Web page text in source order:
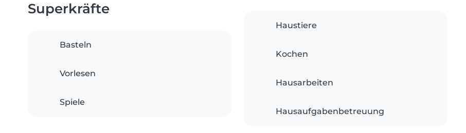
Superkräfte
Basteln
Vorlesen
Spiele
Haustiere
Kochen
Hausarbeiten
Hausaufgabenbetreuung